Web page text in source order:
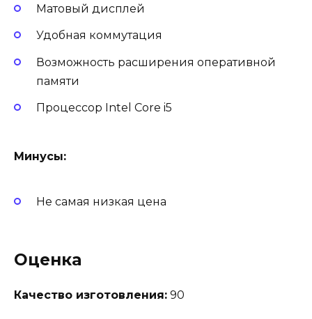
Матовый дисплей
Удобная коммутация
Возможность расширения оперативной
памяти
Процессор Intel Core i5
Минусы:
Не самая низкая цена
Оценка
Качество изготовления: 90